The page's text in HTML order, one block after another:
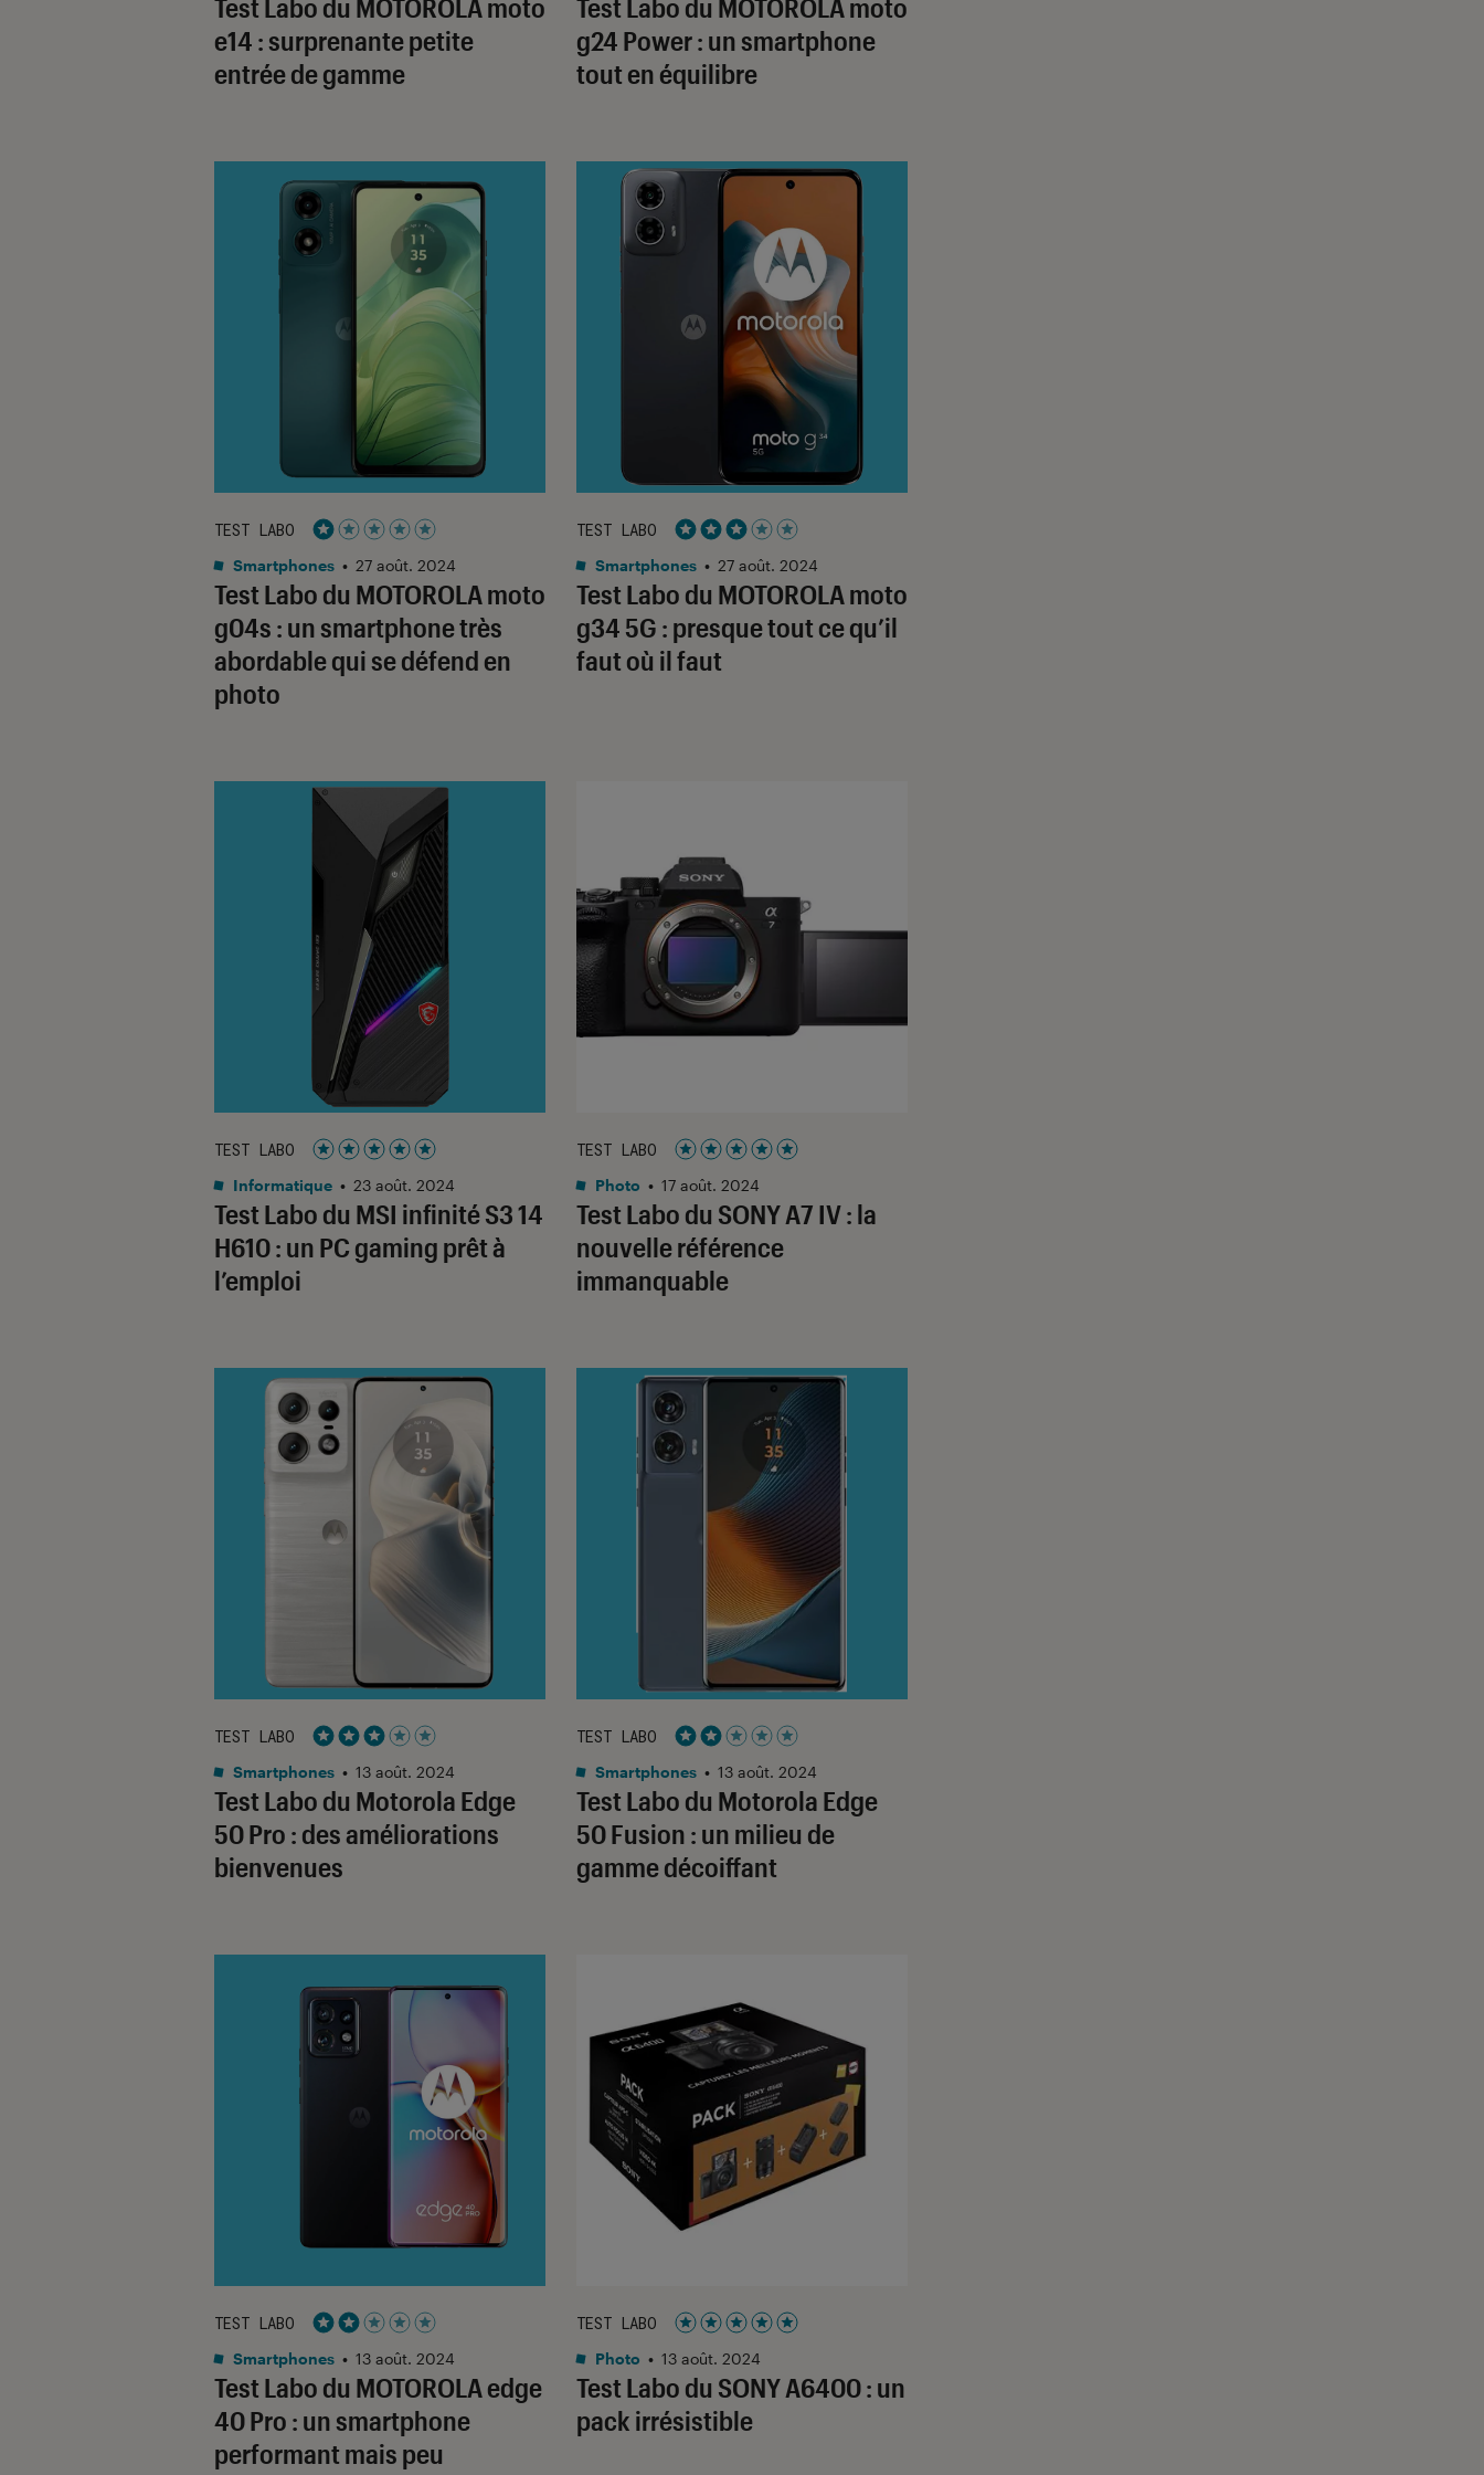
Test Labo du MOTOROLA moto
e14 : surprenante petite
entrée de gamme
Test Labo du MOTOROLA moto
g24 Power : un smartphone
tout en équilibre
Test Labo du MOTOROLA moto
g04s : un smartphone très
abordable qui se défend en
photo
TEST LABO
Noté 1 étoiles sur 5
Smartphones • 27 août. 2024
Test Labo du MOTOROLA moto
g34 5G : presque tout ce qu’il
faut où il faut
TEST LABO
Noté 3 étoiles sur 5
Smartphones • 27 août. 2024
Test Labo du MSI infinité S3 14
H610 : un PC gaming prêt à
l’emploi
TEST LABO
Noté 5 étoiles sur 5
Informatique • 23 août. 2024
Test Labo du SONY A7 IV : la
nouvelle référence
immanquable
TEST LABO
Noté 5 étoiles sur 5
Photo • 17 août. 2024
Test Labo du Motorola Edge
50 Pro : des améliorations
bienvenues
TEST LABO
Noté 3 étoiles sur 5
Smartphones • 13 août. 2024
Test Labo du Motorola Edge
50 Fusion : un milieu de
gamme décoiffant
TEST LABO
Noté 2 étoiles sur 5
Smartphones • 13 août. 2024
Test Labo du MOTOROLA edge
40 Pro : un smartphone
performant mais peu
TEST LABO
Noté 2 étoiles sur 5
Smartphones • 13 août. 2024
Test Labo du SONY A6400 : un
pack irrésistible
TEST LABO
Noté 5 étoiles sur 5
Photo • 13 août. 2024